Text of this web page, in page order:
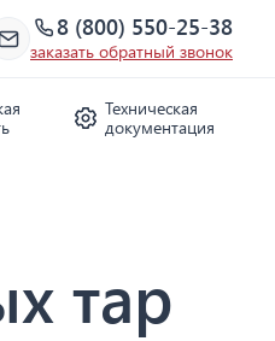
8 (800) 550-25-38
заказать обратный звонок
Техническая
документация
тар